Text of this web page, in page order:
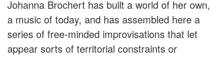
Johanna Brochert has built a world of her own,
a music of today, and has assembled here a
series of free-minded improvisations that let
appear sorts of territorial constraints or